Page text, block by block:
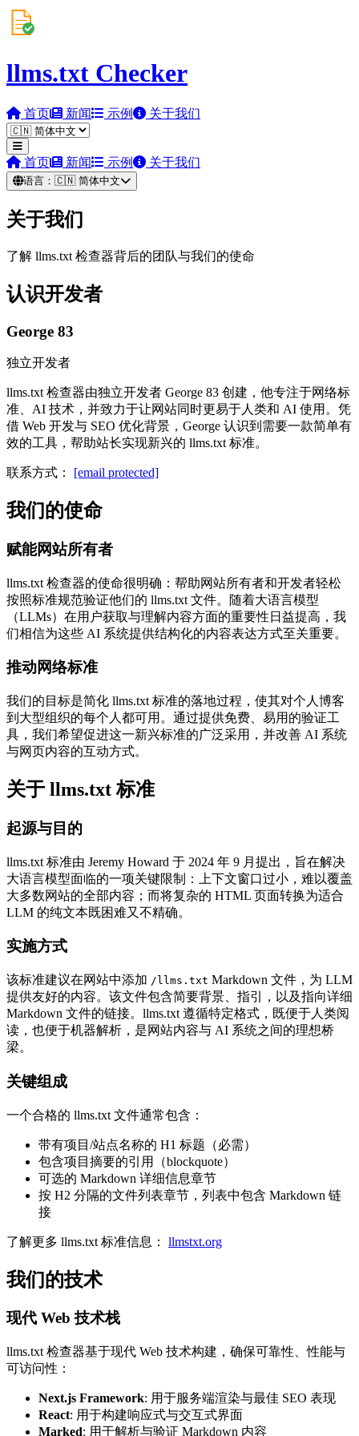
llms.txt Checker
首页 新闻 示例 关于我们
首页 新闻 示例 关于我们
语言： 🇨🇳 简体中文
关于我们
了解 llms.txt 检查器背后的团队与我们的使命
认识开发者
George 83
独立开发者
llms.txt 检查器由独立开发者 George 83 创建，他专注于网络标
准、AI 技术，并致力于让网站同时更易于人类和 AI 使用。凭
借 Web 开发与 SEO 优化背景，George 认识到需要一款简单有
效的工具，帮助站长实现新兴的 llms.txt 标准。
联系方式： [email protected]
我们的使命
赋能网站所有者
llms.txt 检查器的使命很明确：帮助网站所有者和开发者轻松
按照标准规范验证他们的 llms.txt 文件。随着大语言模型
（LLMs）在用户获取与理解内容方面的重要性日益提高，我
们相信为这些 AI 系统提供结构化的内容表达方式至关重要。
推动网络标准
我们的目标是简化 llms.txt 标准的落地过程，使其对个人博客
到大型组织的每个人都可用。通过提供免费、易用的验证工
具，我们希望促进这一新兴标准的广泛采用，并改善 AI 系统
与网页内容的互动方式。
关于 llms.txt 标准
起源与目的
llms.txt 标准由 Jeremy Howard 于 2024 年 9 月提出，旨在解决
大语言模型面临的一项关键限制：上下文窗口过小，难以覆盖
大多数网站的全部内容；而将复杂的 HTML 页面转换为适合
LLM 的纯文本既困难又不精确。
实施方式
该标准建议在网站中添加 /llms.txt Markdown 文件，为 LLM
提供友好的内容。该文件包含简要背景、指引，以及指向详细
Markdown 文件的链接。llms.txt 遵循特定格式，既便于人类阅
读，也便于机器解析，是网站内容与 AI 系统之间的理想桥
梁。
关键组成
一个合格的 llms.txt 文件通常包含：
带有项目/站点名称的 H1 标题（必需）
包含项目摘要的引用（blockquote）
可选的 Markdown 详细信息章节
按 H2 分隔的文件列表章节，列表中包含 Markdown 链
接
了解更多 llms.txt 标准信息： llmstxt.org
我们的技术
现代 Web 技术栈
llms.txt 检查器基于现代 Web 技术构建，确保可靠性、性能与
可访问性：
Next.js Framework: 用于服务端渲染与最佳 SEO 表现
React: 用于构建响应式与交互式界面
Marked: 用于解析与验证 Markdown 内容